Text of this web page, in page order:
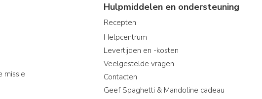
missie
Hulpmiddelen en ondersteuning
Recepten
Helpcentrum
Levertijden en -kosten
Veelgestelde vragen
Contacten
Geef Spaghetti & Mandoline cadeau